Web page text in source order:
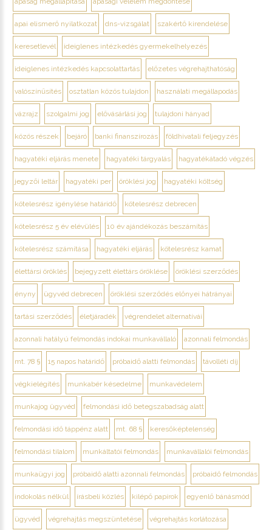
apai elismerő nyilatkozat dns-vizsgálat szakértő kirendelése
keresetlevél ideiglenes intézkedés gyermekelhelyezés
ideiglenes intézkedés kapcsolattartás előzetes végrehajthatóság
valószínűsítés osztatlan közös tulajdon használati megállapodás
vázrajz szolgalmi jog elővásárlási jog tulajdoni hányad
közös részek bejáró banki finanszírozás földhivatali feljegyzés
hagyatéki eljárás menete hagyatéki tárgyalás hagyatékátadó végzés
jegyzői leltár hagyatéki per öröklési jog hagyatéki költség
kötelesrész igénylése határidő kötelesrész debrecen
kötelesrész 5 év elévülés 10 év ajándékozás beszámítás
kötelesrész számítása hagyatéki eljárás kötelesrész kamat
élettársi öröklés bejegyzett élettárs öröklése öröklési szerződés
ényny ügyvéd debrecen öröklési szerződés előnyei hátrányai
tartási szerződés életjáradék végrendelet alternatívái
azonnali hatályú felmondás indokai munkavállaló azonnali felmondás
mt. 78 § 15 napos határidő próbaidő alatti felmondás távolléti díj
végkielégítés munkabér késedelme munkavédelem
munkajog ügyvéd felmondási idő betegszabadság alatt
felmondási idő táppénz alatt mt. 68 § keresőképtelenség
felmondási tilalom munkáltatói felmondás munkavállalói felmondás
munkaügyi jog próbaidő alatti azonnali felmondás próbaidő felmondás
indokolás nélkül írásbeli közlés kilépő papírok egyenlő bánásmód
ügyvéd végrehajtás megszüntetése végrehajtás korlátozása